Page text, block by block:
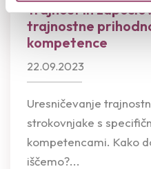
Trajnost in
trajnostne
kompetence
22.09.2023
Uresničevanje
strokovnjake s
kompetencami. Kako
iščemo?...